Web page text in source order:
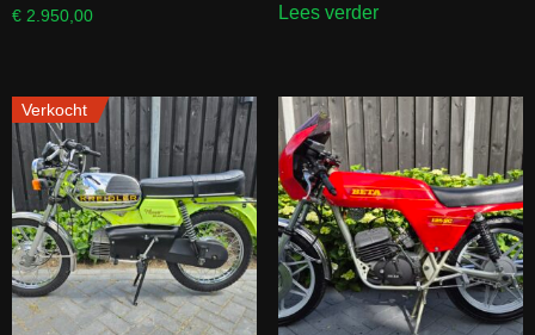
€ 2.950,00 Lees verder
Verkocht